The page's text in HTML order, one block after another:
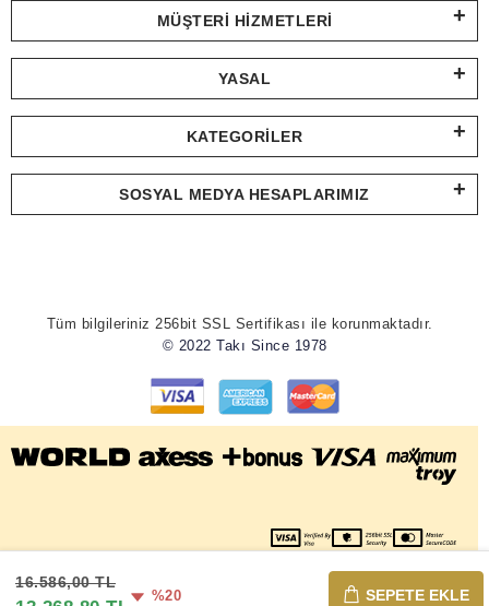
16.586,00 TL
%20 SEPETE EKLE
MÜŞTERI HIZMETLERI
YASAL
KATEGORILER
SOSYAL MEDYA HESAPLARIMIZ
Tüm bilgileriniz 256bit SSL Sertifikası ile korunmaktadır.
© 2022 Takı Since 1978